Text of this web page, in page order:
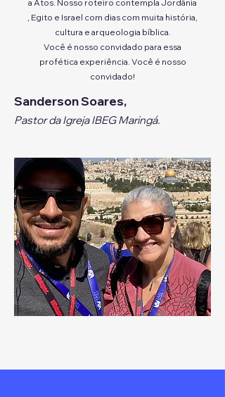
a Atos. Nosso roteiro contempla Jordânia
, Egito e Israel com dias com muita história,
cultura e arqueologia bíblica.
Você é nosso convidado para essa
profética experiência. Você é nosso
convidado!
Sanderson Soares,
Pastor da Igreja IBEG Maringá.